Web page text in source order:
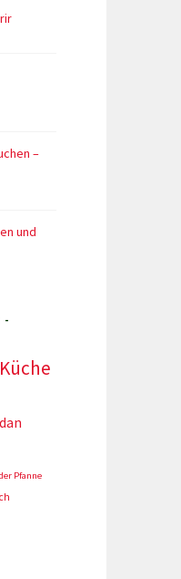
–
und
-
Pfanne